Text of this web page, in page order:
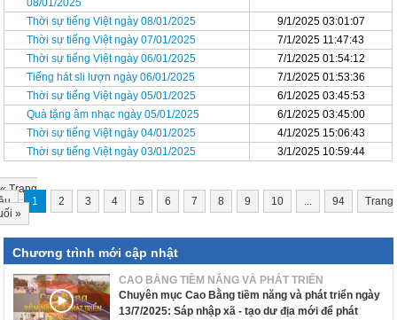
08/01/2025
Thời sự tiếng Việt ngày 08/01/2025
9/1/2025 03:01:07
Thời sự tiếng Việt ngày 07/01/2025
7/1/2025 11:47:43
Thời sự tiếng Việt ngày 06/01/2025
7/1/2025 01:54:12
Tiếng hát sli lượn ngày 06/01/2025
7/1/2025 01:53:36
Thời sự tiếng Việt ngày 05/01/2025
6/1/2025 03:45:53
Quà tặng âm nhạc ngày 05/01/2025
6/1/2025 03:45:00
Thời sự tiếng Việt ngày 04/01/2025
4/1/2025 15:06:43
Thời sự tiếng Việt ngày 03/01/2025
3/1/2025 10:59:44
«Trang
1 2 3 4 5 6 7 8 9 10 ... 94
Trang
»
Chương trình mới cập nhật
CAO BẰNG TIỀM NĂNG VÀ PHÁT TRIỂN
Chuyên mục Cao Bằng tiềm năng và phát triển ngày
13/7/2025: Sáp nhập xã - tạo dư địa mới để phát